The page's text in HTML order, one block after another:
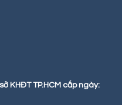
KHĐT TP.HCM cấp ngày: